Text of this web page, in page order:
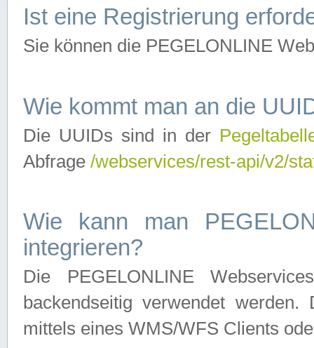
Ist eine Registrierung
Sie können die PEGELONLINE
Wie kommt man an die
Die UUIDs sind in der
Abfrage /webservices/rest-api/v2/
Wie kann man
integrieren?
Die PEGELONLINE
backendseitig verwendet
mittels eines WMS/WFS Clients